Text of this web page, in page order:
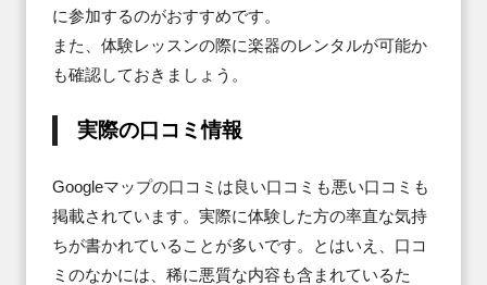
に参加するのがおすすめです。
また、体験レッスンの際に楽器のレンタルが可能か
も確認しておきましょう。
実際の口コミ情報
Googleマップの口コミは良い口コミも悪い口コミも
掲載されています。実際に体験した方の率直な気持
ちが書かれていることが多いです。とはいえ、口コ
ミのなかには、稀に悪質な内容も含まれているた